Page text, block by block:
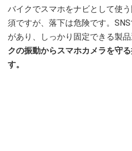
バイクでスマホをナビとして使
須ですが、落下は危険です。
があり、しっかり固定できる製品
クの振動からスマホカメラを守
す。